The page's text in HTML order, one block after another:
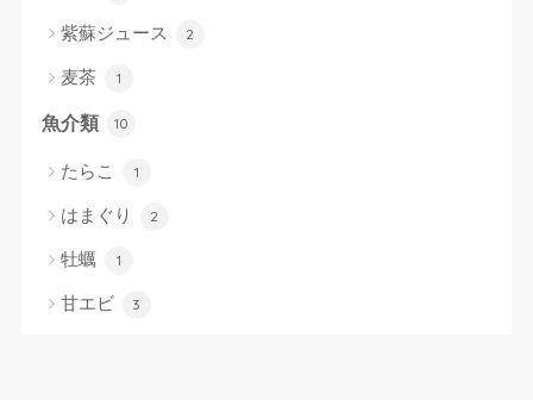
紫蘇ジュース 2
麦茶 1
魚介類 10
たらこ 1
はまぐり 2
牡蠣 1
甘エビ 3